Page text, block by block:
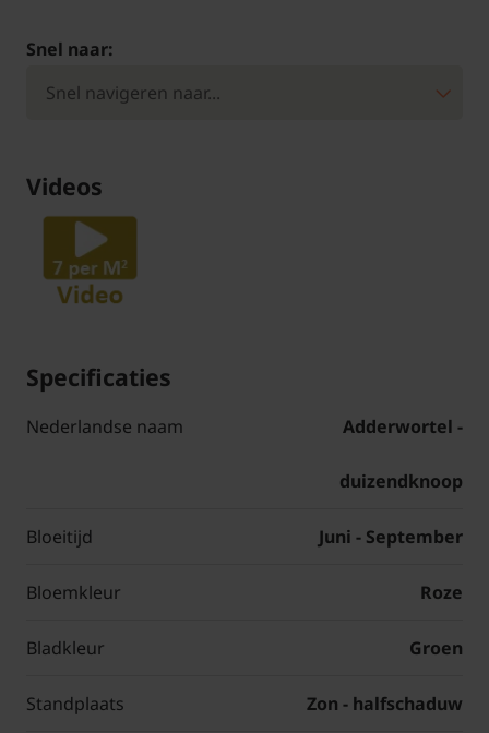
Snel naar:
Videos
Specificaties
Nederlandse naam Adderwortel -
duizendknoop
Bloeitijd Juni - September
Bloemkleur Roze
Bladkleur Groen
Standplaats Zon - halfschaduw